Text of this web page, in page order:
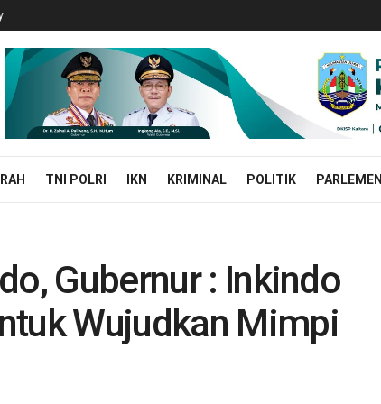
TNI POLRI IKN KRIMINAL POLITIK PARLEMEN
Gubernur : Inkindo
Wujudkan Mimpi